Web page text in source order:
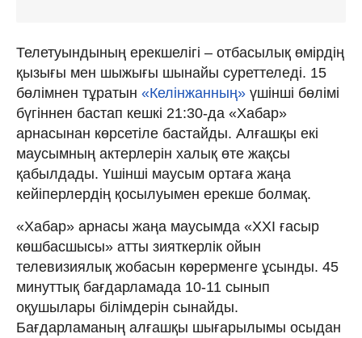
Телетуындының ерекшелігі – отбасылық өмірдің
қызығы мен шыжығы шынайы суреттеледі. 15
бөлімнен тұратын «Келінжанның» үшінші бөлімі
бүгіннен бастап кешкі 21:30-да «Хабар»
арнасынан көрсетіле бастайды. Алғашқы екі
маусымның актерлерін халық өте жақсы
қабылдады. Үшінші маусым ортаға жаңа
кейіперлердің қосылуымен ерекше болмақ.
«Хабар» арнасы жаңа маусымда «ХХІ ғасыр
көшбасшысы» атты зияткерлік ойын
телевизиялық жобасын көрерменге ұсынды. 45
минуттық бағдарламада 10-11 сынып
оқушылары білімдерін сынайды.
Бағдарламаның алғашқы шығарылымы осыдан